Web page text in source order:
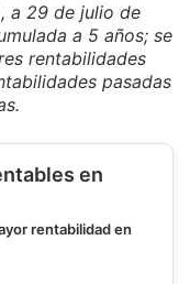
a 29 de julio de
a 5 años; se
rentabilidades
pasadas
en
rentabilidad en